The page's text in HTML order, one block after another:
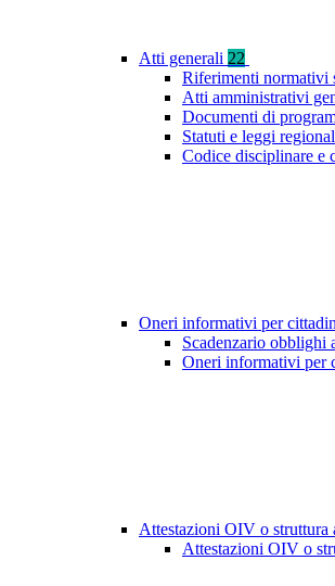
Atti generali 22
Riferimenti normativi
Atti amministrativi
Documenti di
Statuti e leggi
Codice disciplinare e
Oneri informativi per
Scadenzario obblighi
Oneri informativi per
Attestazioni OIV o struttura
Attestazioni OIV o